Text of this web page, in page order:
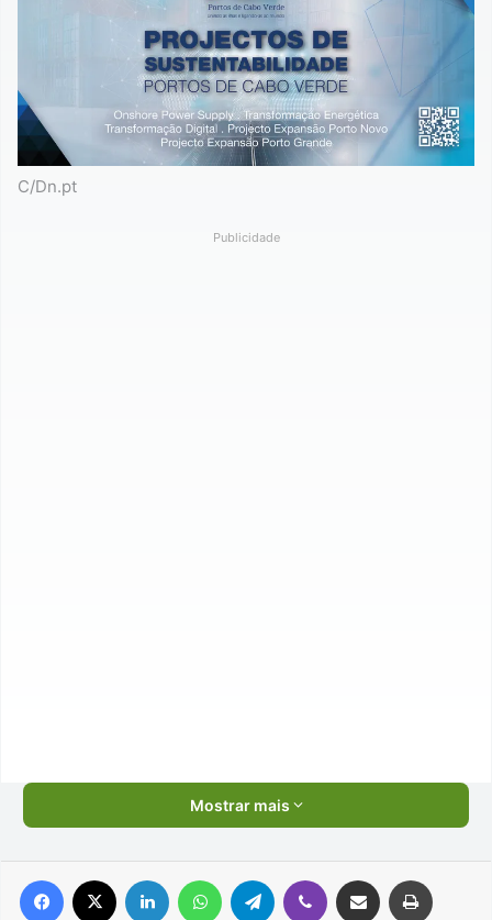
C/Dn.pt
Publicidade
Mostrar mais
Facebook Linkedin WhatsAppTelegram Viber Compartilhar via e-mail